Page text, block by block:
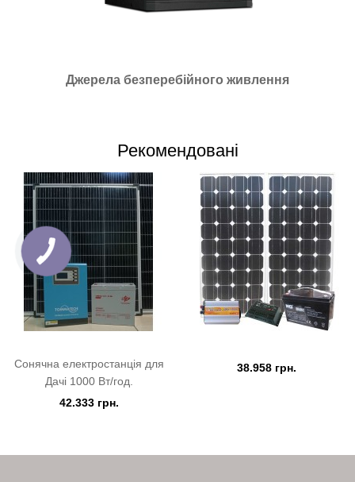
Джерела безперебійного живлення
Рекомендовані
Сонячна електростанція для
Дачі 1000 Вт/год.
42.333 грн.
38.958 грн.